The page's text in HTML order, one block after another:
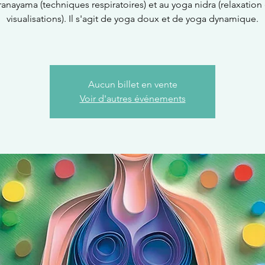
(techniques respiratoires) et au yoga nidra (relaxation
visualisations). Il s'agit de yoga doux et de yoga dynamique.
Aucun billet en vente
Voir d'autres événements